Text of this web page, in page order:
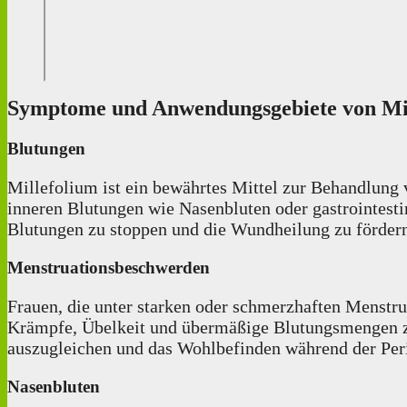
Symptome und Anwendungsgebiete von
Blutungen
Millefolium ist ein bewährtes Mittel zur Behandlung
inneren Blutungen wie Nasenbluten oder
Blutungen zu stoppen und die Wundheilung zu
Menstruationsbeschwerden
Frauen, die unter starken oder schmerzhaften
Krämpfe, Übelkeit und übermäßige
auszugleichen und das Wohlbefinden während der
Nasenbluten